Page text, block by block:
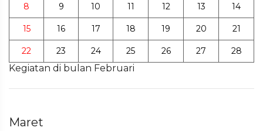
8 9 10 11 12 13 14
15 16 17 18 19 20 21
22 23 24 25 26 27 28
Kegiatan di bulan Februari
Maret